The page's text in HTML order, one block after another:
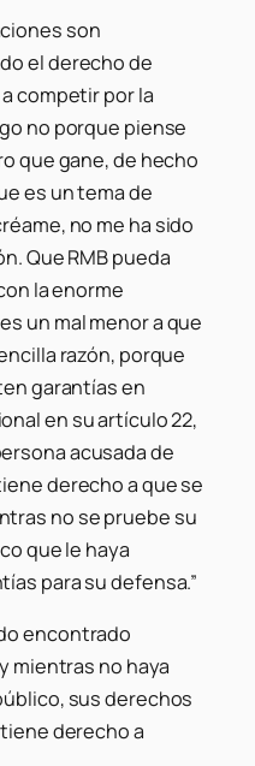
son
el derecho de
competir por la
no porque piense
que gane, de hecho
es un tema de
no me ha sido
Que RMB pueda
la enorme
un mal menor a que
razón, porque
garantías en
en su artículo 22,
acusada de
derecho a que se
no se pruebe su
que le haya
para su defensa.”
encontrado
mientras no haya
sus derechos
derecho a